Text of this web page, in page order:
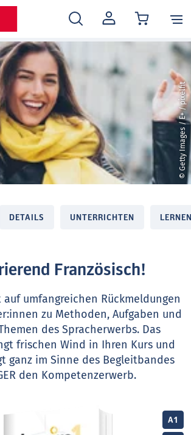
MEIN
KONTO
© Getty Images / E+ / pixelfit
DETAILS UNTERRICHTEN
A1
Französisch!
auf umfangreichen Rückmeldungen
zu Methoden, Aufgaben und
des Spracherwerbs. Das
frischen Wind in Ihren Kurs und
ganz im Sinne des Begleitbandes
den Kompetenzerwerb.